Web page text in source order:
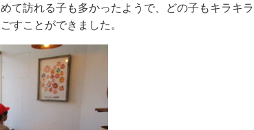
て訪れる子も多かったようで、どの子もキラキ
すことができました。